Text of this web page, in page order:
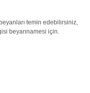
temin edebilirsiniz,
beyannamesi için.